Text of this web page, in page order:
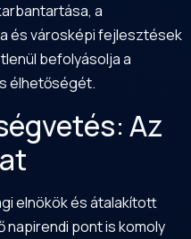
a
és városképi fejlesztések
befolyásolja a
élhetőségét.
Az
elnökök és átalakított
napirendi pont is komoly